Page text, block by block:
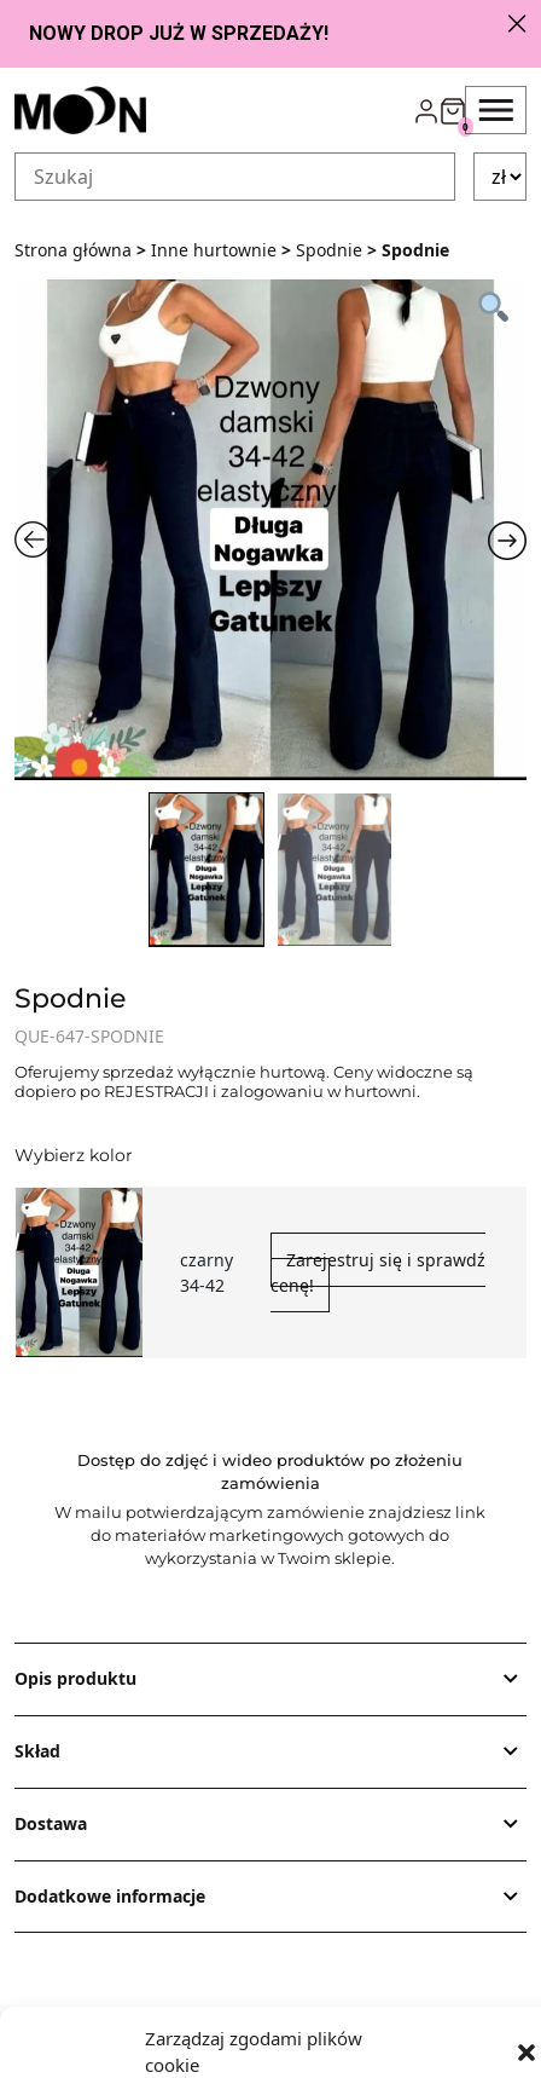
Zarządzaj zgodami plików
cookie
Przejdź do zawartości
0
Strona główna > Inne hurtownie > Spodnie > Spodnie
Spodnie
QUE-647-SPODNIE
Oferujemy sprzedaż wyłącznie hurtową. Ceny widoczne są
dopiero po REJESTRACJI i zalogowaniu w hurtowni.
Wybierz kolor
czarny
34-42
Zarejestruj się i sprawdź
cenę!
Dostęp do zdjęć i wideo produktów po złożeniu
zamówienia
W mailu potwierdzającym zamówienie znajdziesz link
do materiałów marketingowych gotowych do
wykorzystania w Twoim sklepie.
Opis produktu
Skład
Dostawa
Dodatkowe informacje